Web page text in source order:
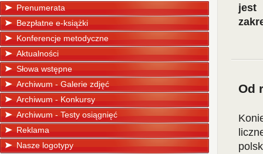
Prenumerata
Bezpłatne e-książki
Konferencje metodyczne
Aktualności
Słowa wstępne
Archiwum - Galerie zdjęć
Archiwum - Konkursy
Archiwum - Testy osiągnięć
Reklama
Nasze logotypy
jest
Od